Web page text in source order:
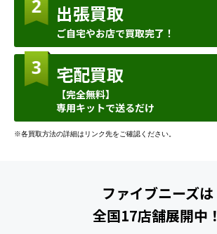
出張買取
ご自宅やお店で買取完了！
宅配買取
【完全無料】
専用キットで送るだけ
※各買取方法の詳細はリンク先をご確認ください。
ファイブニーズは
全国17店舗展開中！